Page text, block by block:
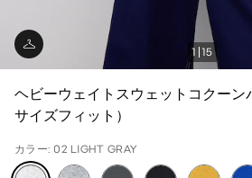
1 15
ヘビーウェイトスウェットコクーン
サイズフィット）
カラー: 02 LIGHT GRAY